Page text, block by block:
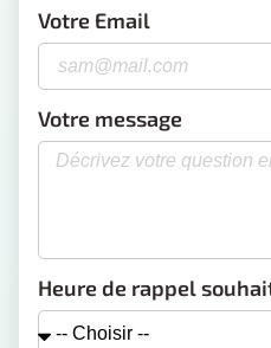
Votre Email
Votre message
Heure de rappel